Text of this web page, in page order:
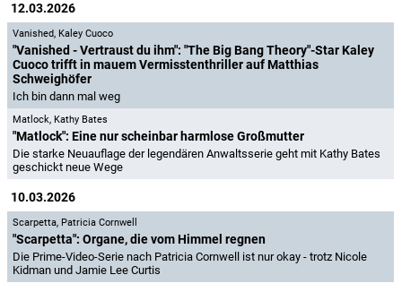
12.03.2026
Vanished, Kaley Cuoco
"Vanished - Vertraust du ihm": "The Big Bang Theory"-Star Kaley
Cuoco trifft in mauem Vermisstenthriller auf Matthias
Schweighöfer
Ich bin dann mal weg
Matlock, Kathy Bates
"Matlock": Eine nur scheinbar harmlose Großmutter
Die starke Neuauflage der legendären Anwaltsserie geht mit Kathy Bates
geschickt neue Wege
10.03.2026
Scarpetta, Patricia Cornwell
"Scarpetta": Organe, die vom Himmel regnen
Die Prime-Video-Serie nach Patricia Cornwell ist nur okay - trotz Nicole
Kidman und Jamie Lee Curtis